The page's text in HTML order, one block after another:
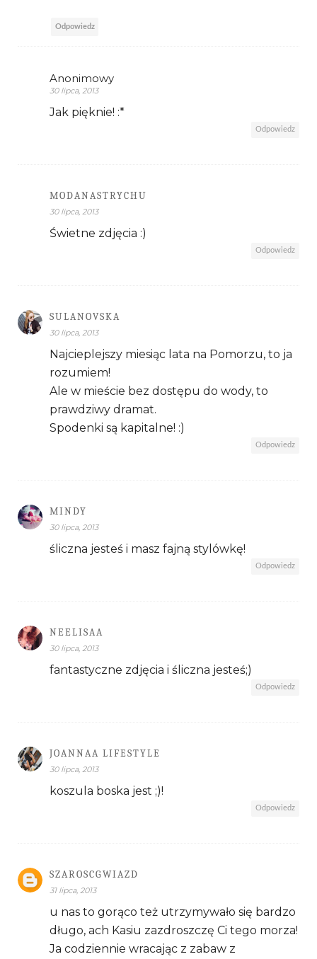
Odpowiedz
Anonimowy
30 lipca, 2013
Jak pięknie! :*
Odpowiedz
MODANASTRYCHU
30 lipca, 2013
Świetne zdjęcia :)
Odpowiedz
SULANOVSKA
30 lipca, 2013
Najcieplejszy miesiąc lata na Pomorzu, to ja
rozumiem!
Ale w mieście bez dostępu do wody, to
prawdziwy dramat.
Spodenki są kapitalne! :)
Odpowiedz
MINDY
30 lipca, 2013
śliczna jesteś i masz fajną stylówkę!
Odpowiedz
NEELISAA
30 lipca, 2013
fantastyczne zdjęcia i śliczna jesteś;)
Odpowiedz
JOANNAA LIFESTYLE
30 lipca, 2013
koszula boska jest ;)!
Odpowiedz
SZAROSCGWIAZD
31 lipca, 2013
u nas to gorąco też utrzymywało się bardzo
długo, ach Kasiu zazdroszczę Ci tego morza!
Ja codziennie wracając z zabaw z